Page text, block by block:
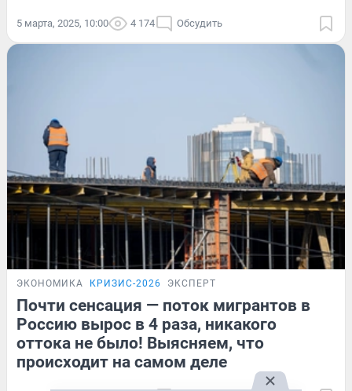
5 марта, 2025, 10:00 4 174 Обсудить
ЭКОНОМИКА КРИЗИС-2026 ЭКСПЕРТ
Почти сенсация — поток мигрантов в
Россию вырос в 4 раза, никакого
оттока не было! Выясняем, что
происходит на самом деле